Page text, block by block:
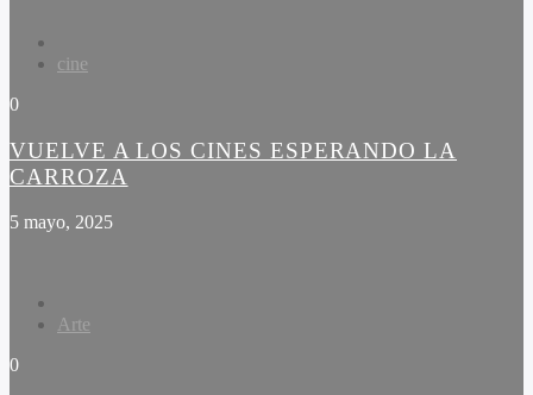
cine
0
VUELVE A LOS CINES ESPERANDO LA
CARROZA
5 mayo, 2025
Arte
0